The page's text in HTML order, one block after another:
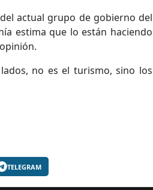
actual grupo de gobierno del
estima que lo están haciendo
no es el turismo, sino los
TELEGRAM